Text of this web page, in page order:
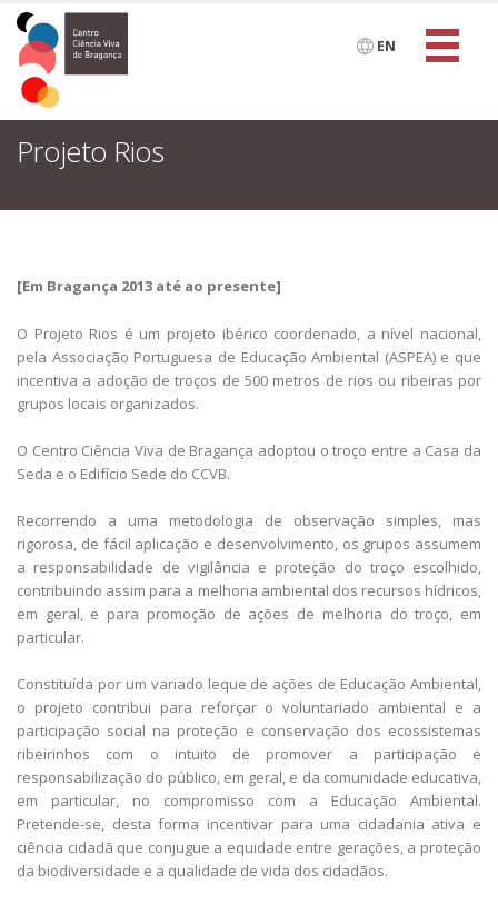
EN
Projeto Rios
[Em Bragança 2013 até ao presente]
O Projeto Rios é um projeto ibérico coordenado, a nível nacional,
pela Associação Portuguesa de Educação Ambiental (ASPEA) e que
incentiva a adoção de troços de 500 metros de rios ou ribeiras por
grupos locais organizados.
O Centro Ciência Viva de Bragança adoptou o troço entre a Casa da
Seda e o Edifício Sede do CCVB.
Recorrendo a uma metodologia de observação simples, mas
rigorosa, de fácil aplicação e desenvolvimento, os grupos assumem
a responsabilidade de vigilância e proteção do troço escolhido,
contribuindo assim para a melhoria ambiental dos recursos hídricos,
em geral, e para promoção de ações de melhoria do troço, em
particular.
Constituída por um variado leque de ações de Educação Ambiental,
o projeto contribui para reforçar o voluntariado ambiental e a
participação social na proteção e conservação dos ecossistemas
ribeirinhos com o intuito de promover a participação e
responsabilização do público, em geral, e da comunidade educativa,
em particular, no compromisso com a Educação Ambiental.
Pretende-se, desta forma incentivar para uma cidadania ativa e
ciência cidadã que conjugue a equidade entre gerações, a proteção
da biodiversidade e a qualidade de vida dos cidadãos.